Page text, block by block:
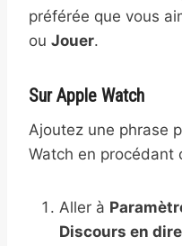
préférée que vous
ou Jouer.
Sur Apple Watch
Ajoutez une phrase
Watch en procédant
Aller à
Discours en